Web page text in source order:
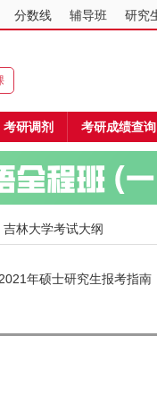
分数线 辅导班 研究
考研调剂 考研成绩查询
吉林大学考试大纲
年硕士研究生报考指南